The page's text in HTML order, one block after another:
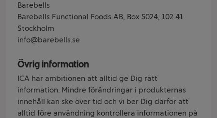
Barebells
Barebells Functional Foods AB, Box 5024, 102 41
Stockholm
info@barebells.se
Övrig information
ICA har ambitionen att alltid ge Dig rätt
information. Mindre förändringar i produkternas
innehåll kan ske över tid och vi ber Dig därför att
alltid före användning kontrollera informationen på